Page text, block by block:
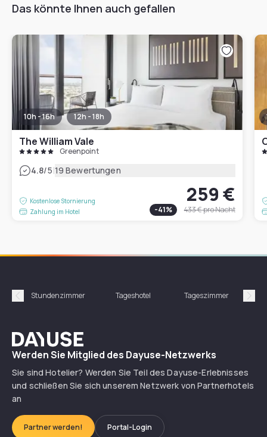
Das könnte Ihnen auch gefallen
10h - 16h 12h - 18h
The William Vale
Greenpoint
4.8/5|19 Bewertungen
Kostenlose Stornierung
Zahlung im Hotel
259 €
-41% 433 €pro Nacht
Précédent
Stundenzimmer Tageshotel Tageszimmer
Dayuse
Werden Sie Mitglied des Dayuse-Netzwerks
Sie sind Hotelier? Werden Sie Teil des Dayuse-Erlebnisses
und schließen Sie sich unserem Netzwerk von Partnerhotels
an
Partner werden! Portal-Login